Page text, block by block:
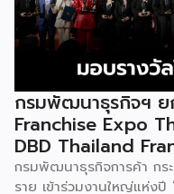
กรมพัฒนาธุรกิจฯ
Franchise Expo
DBD Thailand
กรมพัฒนาธุรกิจการค้า ก
ราย เข้าร่วมงานใหญ่แห่ง